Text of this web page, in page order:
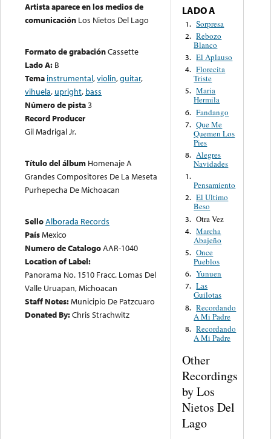
Artista aparece en los medios de
comunicación Los Nietos Del Lago
Formato de grabaciónCassette
Lado A: B
Tema instrumental,violin,guitar,
vihuela, upright, bass
Número de pista3
Record Producer
Gil Madrigal Jr.
Título del álbum Homenaje A
Grandes Compositores De La Meseta
Purhepecha De Michoacan
SelloAlborada Records
PaísMexico
Numero de CatalogoAAR-1040
Location of Label:
Panorama No. 1510 Fracc. Lomas Del
Valle Uruapan, Michoacan
Staff Notes:Municipio De Patzcuaro
Donated By:Chris Strachwitz
LADO A
1. Sorpresa
2. Rebozo
Blanco
3. El Aplauso
4. Florecita
Triste
5. Maria
Hermila
6. Fandango
7. Que Me
Quemen Los
Pies
8. Alegres
Navidades
1.
Pensamiento
2. El Ultimo
Beso
3. Otra Vez
4. Marcha
Abajeño
5. Once
Pueblos
6. Yunuen
7. Las
Guilotas
8. Recordando
A Mi Padre
8. Recordando
A Mi Padre
Other
Recordings
by Los
Nietos Del
Lago